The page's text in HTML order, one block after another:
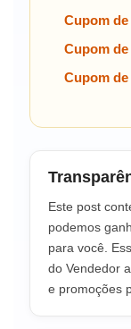
Cupom
Cupom
Cupom
Este post
podemos
para você.
do Vendedor
e promoções